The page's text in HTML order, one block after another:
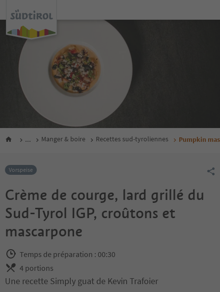
... Manger & boire Recettes sud-tyroliennes Pumpkin
Vorspeise
Crème de courge, lard grillé du
Sud-Tyrol IGP, croûtons et
mascarpone
Temps de préparation : 00:30
4 portions
Une recette Simply guat de Kevin Trafoier